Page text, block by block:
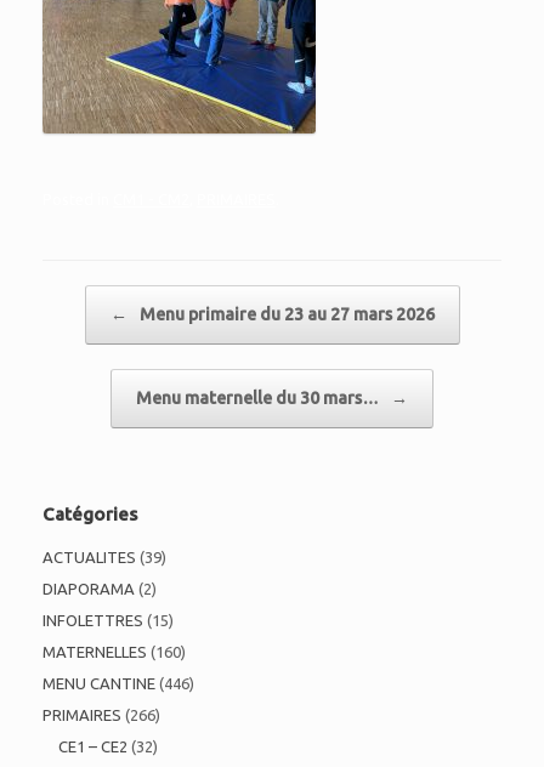
← Menu primaire du 23 au 27 mars 2026
Menu maternelle du 30 mars… →
Catégories
ACTUALITES (39)
DIAPORAMA (2)
INFOLETTRES (15)
MATERNELLES (160)
MENU CANTINE (446)
PRIMAIRES (266)
CE1 – CE2 (32)